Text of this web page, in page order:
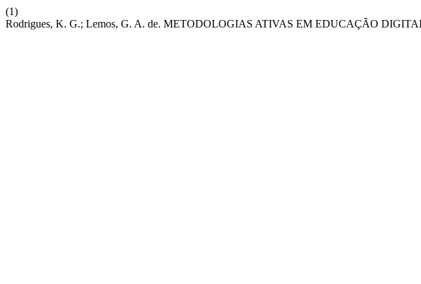
(1)
Rodrigues, K. G.; Lemos, G. A. de. METODOLOGIAS ATIVAS EM EDUCAÇÃO